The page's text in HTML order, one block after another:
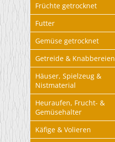
Früchte getrocknet
Futter
Gemüse getrocknet
Getreide & Knabbereien
Häuser, Spielzeug &
Nistmaterial
Heuraufen, Frucht- &
Gemüsehalter
Käfige & Volieren